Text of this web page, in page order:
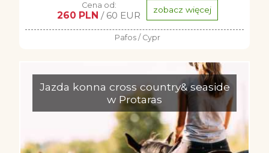
Cena od:
260 PLN / 60 EUR zobacz więcej
Pafos / Cypr
Jazda konna cross country& seaside
w Protaras